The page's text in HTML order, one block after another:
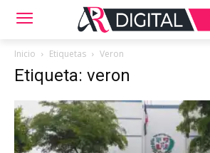
Inicio Etiquetas Veron
Etiqueta: veron